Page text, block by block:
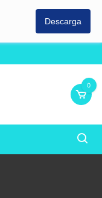
Descarga
0